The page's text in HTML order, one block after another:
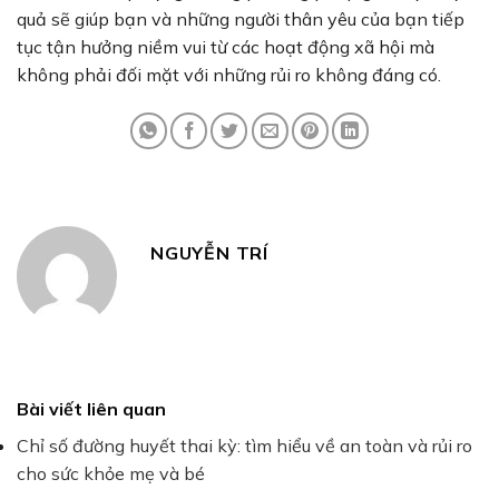
quả sẽ giúp bạn và những người thân yêu của bạn tiếp
tục tận hưởng niềm vui từ các hoạt động xã hội mà
không phải đối mặt với những rủi ro không đáng có.
NGUYỄN TRÍ
Bài viết liên quan
Chỉ số đường huyết thai kỳ: tìm hiểu về an toàn và rủi ro
cho sức khỏe mẹ và bé